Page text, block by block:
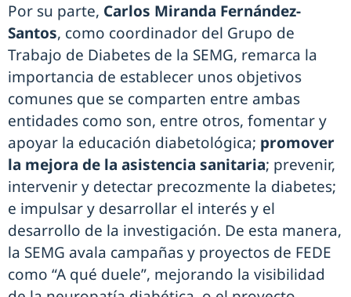
Por su parte, Carlos Miranda Fernández-
Santos, como coordinador del Grupo de
Trabajo de Diabetes de la SEMG, remarca la
importancia de establecer unos objetivos
comunes que se comparten entre ambas
entidades como son, entre otros, fomentar y
apoyar la educación diabetológica; promover
la mejora de la asistencia sanitaria; prevenir,
intervenir y detectar precozmente la diabetes;
e impulsar y desarrollar el interés y el
desarrollo de la investigación. De esta manera,
la SEMG avala campañas y proyectos de FEDE
como “A qué duele”, mejorando la visibilidad